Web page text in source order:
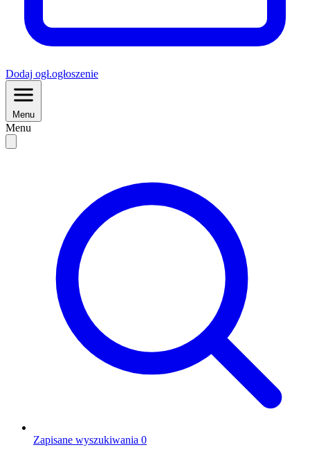
Dodaj ogł.ogłoszenie
Menu
Menu
Zapisane wyszukiwania 0